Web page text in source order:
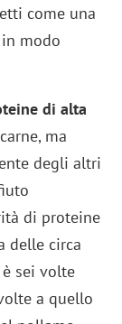
come una
in modo
di alta
ma
degli altri
di proteine
delle circa
sei volte
a quello